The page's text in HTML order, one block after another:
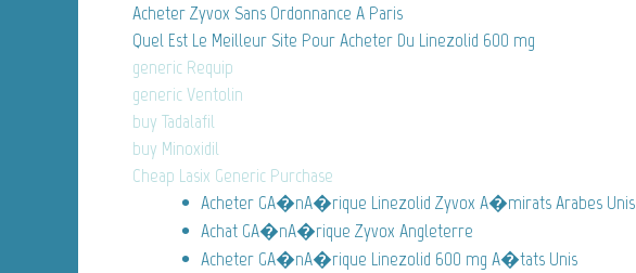
Acheter Zyvox Sans Ordonnance A Paris
Quel Est Le Meilleur Site Pour Acheter Du Linezolid 600 mg
generic Requip
generic Ventolin
buy Tadalafil
buy Minoxidil
Cheap Lasix Generic Purchase
Acheter GA�nA�rique Linezolid Zyvox A�mirats Arabes Unis
Achat GA�nA�rique Zyvox Angleterre
Acheter GA�nA�rique Linezolid 600 mg A�tats Unis